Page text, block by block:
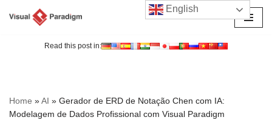
Read this post in:
Home »AI » Gerador de ERD de Notação Chen com IA:
Modelagem de Dados Profissional com Visual Paradigm
English